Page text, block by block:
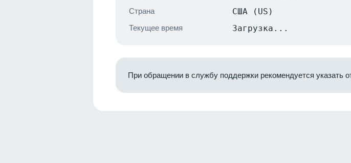
Страна США (US)
Текущее время Загрузка...
При обращении в службу поддержки рекомендуется указать